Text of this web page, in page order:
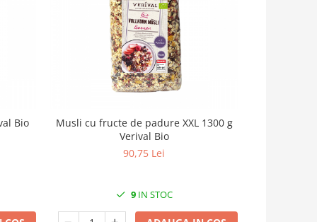
Bio
Musli cu fructe de padure XXL 1300 g
Verival Bio
90,75 Lei
9IN STOC